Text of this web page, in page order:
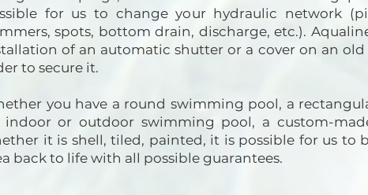
for us to change your hydraulic network
spots, bottom drain, discharge, etc.).
of an automatic shutter or a cover on an
to secure it.
you have a round swimming pool, a
indoor or outdoor swimming pool, a custom-
it is shell, tiled, painted, it is possible for us to
back to life with all possible guarantees.